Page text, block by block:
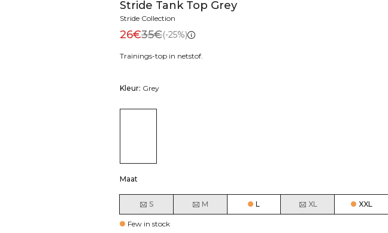
Stride Tank Top Grey
Stride Collection
26€35€(-25%)
Trainings-top in netstof.
Kleur: Grey
Maat
S M L XL XXL
Few in stock